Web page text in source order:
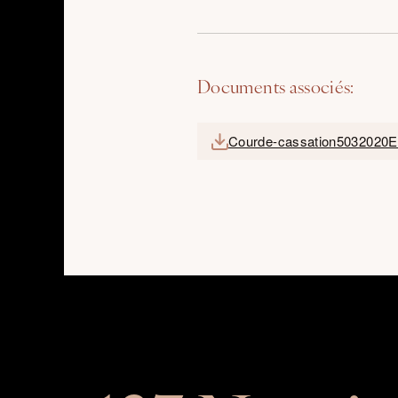
Documents associés:
Courde-